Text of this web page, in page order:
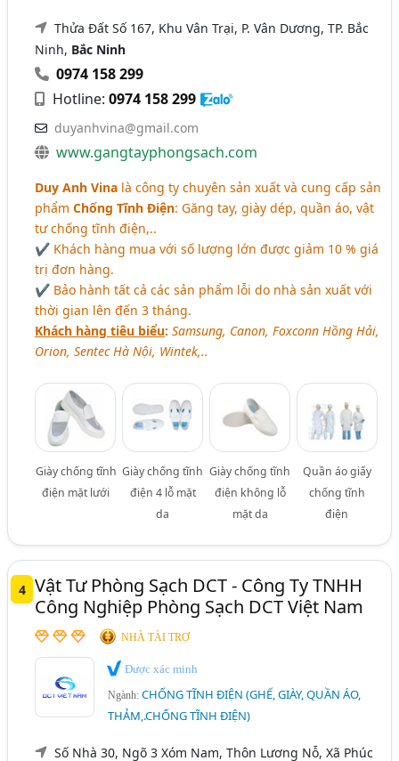
Thửa Đất Số 167, Khu Vân Trại, P. Vân Dương, TP. Bắc
Ninh, Bắc Ninh
0974 158 299
Hotline:0974 158 299
duyanhvina@gmail.com
www.gangtayphongsach.com
Duy Anh Vina là công ty chuyên sản xuất và cung cấp sản
phẩmChống Tĩnh Điện: Găng tay, giày dép, quần áo, vật
tư chống tĩnh điện,..
✔ Khách hàng mua với số lượng lớn được giảm 10 % giá
trị đơn hàng.
✔ Bảo hành tất cả các sản phẩm lỗi do nhà sản xuất với
thời gian lên đến 3 tháng.
Khách hàng tiêu biểu: Samsung, Canon, Foxconn Hồng Hải,
Orion, Sentec Hà Nội, Wintek,..
Giày chống tĩnh
điện mặt lưới
Giày chống tĩnh
điện 4 lỗ mặt
da
Giày chống tĩnh
điện không lỗ
mặt da
Quần áo giấy
chống tĩnh
điện
4 Vật Tư Phòng Sạch DCT - Công Ty TNHH
Công Nghiệp Phòng Sạch DCT Việt Nam
NHÀ TÀI TRỢ
Được xác minh
Ngành:CHỐNG TĨNH ĐIỆN (GHẾ, GIÀY, QUẦN ÁO,
THẢM,.CHỐNG TĨNH ĐIỆN)
Số Nhà 30, Ngõ 3 Xóm Nam, Thôn Lương Nỗ, Xã Phúc